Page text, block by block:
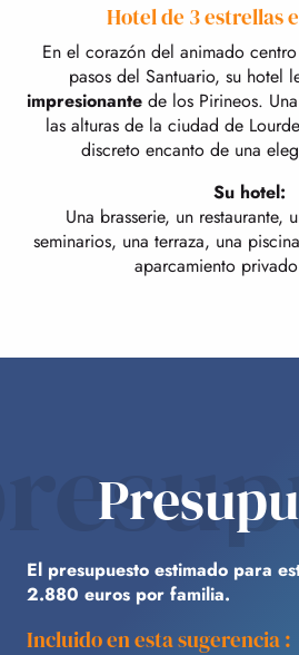
Hotel de 3 estrellas
En el corazón del animado
pasos del Santuario, su hotel
impresionante de los Pirineos.
las alturas de la ciudad de
discreto encanto de una
Su hotel:
Una brasserie, un restaurante,
seminarios, una terraza, una
aparcamiento
El presupuesto estimado para
2.880 euros por familia.
Incluido en esta sugerencia :